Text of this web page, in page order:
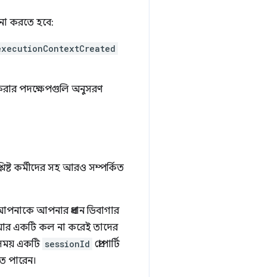
করতে হবে:
পদক্ষেপগুলি অনুসরণ
কর্মীদের সহ আরও সম্পর্কিত
আপনার প্রধান ডিবাগার
একটি কল না করেই তাদের
একটি sessionId প্রোপার্টি
পারেন।